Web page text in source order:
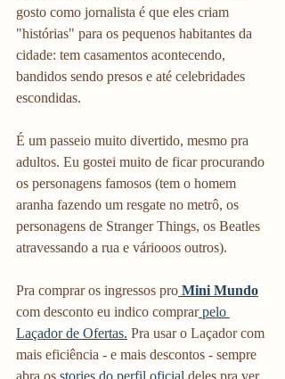
gosto como jornalista é que eles criam
"histórias" para os pequenos habitantes da
cidade: tem casamentos acontecendo,
bandidos sendo presos e até celebridades
escondidas.
É um passeio muito divertido, mesmo pra
adultos. Eu gostei muito de ficar procurando
os personagens famosos (tem o homem
aranha fazendo um resgate no metrô, os
personagens de Stranger Things, os Beatles
atravessando a rua e váriooos outros).
Pra comprar os ingressos pro Mini Mundo
com desconto eu indico comprar pelo
Laçador de Ofertas. Pra usar o Laçador com
mais eficiência - e mais descontos - sempre